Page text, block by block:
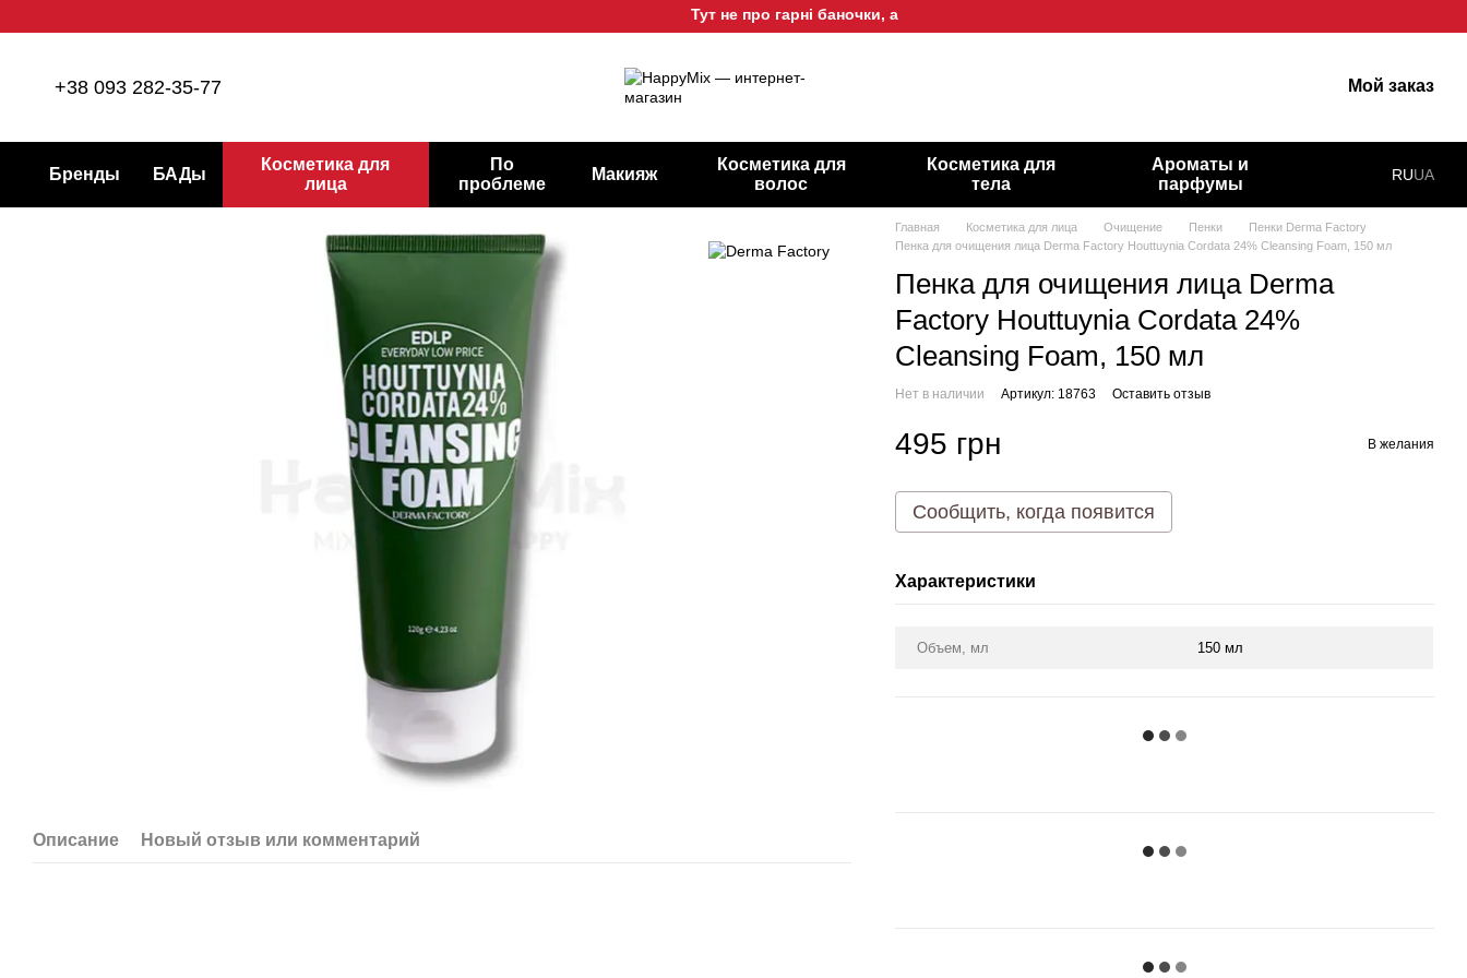
Тут не про гарні баночки, а про гарну шкіру!
+38 093 282-35-77 Мой заказ
Бренды БАДы
Косметика для
лица
По
проблеме
Макияж
Косметика для
волос
Косметика для
тела
Ароматы и
парфумы
RUUA
Описание Новый отзыв или комментарий
Главная Косметика для лица Очищение Пенки
Пенки Derma Factory
Пенка для очищения лица Derma Factory Houttuynia Cordata 24% Cleansing Foam, 150 мл
Пенка для очищения лица Derma
Factory Houttuynia Cordata 24%
Cleansing Foam, 150 мл
Нет в наличии Артикул: 18763 Оставить отзыв
495 грн В желания
Сообщить, когда появится
Характеристики
Объем, мл 150 мл